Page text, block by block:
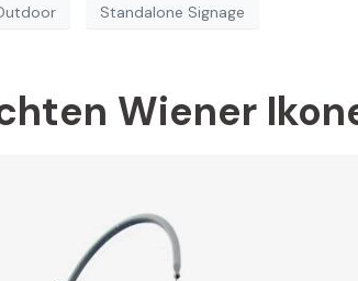
Standalone Signage
Wiener